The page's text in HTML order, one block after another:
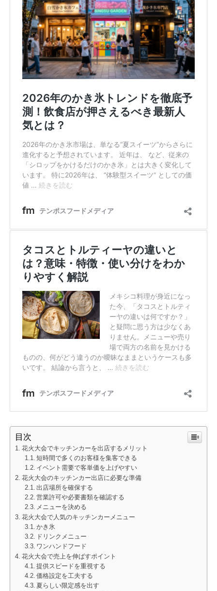
目次
花火大会でキッチンカーを出店するメリット
短時間で多くのお客様を集客できる
イベント需要で客単価を上げやすい
花火大会のキッチンカー出店に必要な準備
出店場所を確保する
営業許可や必要書類を確認する
メニューを決める
花火大会で人気のキッチンカーメニュー
かき氷
ドリンクメニュー
ワンハンドフード
花火大会で売上を伸ばすポイント
提供スピードを重視する
価格設定を工夫する
夏らしい限定感を出す